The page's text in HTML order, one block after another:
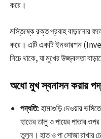
করে।
মস্তিষ্কে রক্ত প্রবাহ বাড়ানোর
করে। এটি একটি ইনভারশন
নিচে থাকে, যা মুখের উজ্জ্বলতা
অধো মুখ স্বনাসন করার
পদ্ধতি:হামাগুড়ি দেওয়ার
হাতের তালু ও পায়ের পাতার
তুলুন। হাত ও পা সোজা রাখার